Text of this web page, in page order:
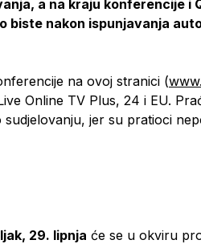
a na kraju konferencije i
biste nakon ispunjavanja
na ovoj stranici (
Online TV Plus, 24 i EU.
jer su pratioci
29. lipnja će se u okviru